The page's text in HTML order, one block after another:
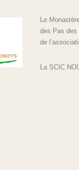
Le
des Pas des
de
La SCIC